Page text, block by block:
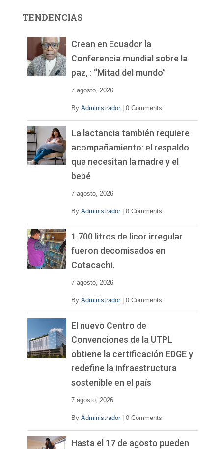
d
TENDENCIAS
Crean en Ecuador la
Conferencia mundial sobre la
paz, : “Mitad del mundo”
7 agosto, 2026
By Administrador 0 Comments
La lactancia también requiere
acompañamiento: el respaldo
que necesitan la madre y el
bebé
7 agosto, 2026
By Administrador 0 Comments
1.700 litros de licor irregular
fueron decomisados en
Cotacachi.
7 agosto, 2026
By Administrador 0 Comments
El nuevo Centro de
Convenciones de la UTPL
obtiene la certificación EDGE y
redefine la infraestructura
sostenible en el país
7 agosto, 2026
By Administrador 0 Comments
Hasta el 17 de agosto pueden